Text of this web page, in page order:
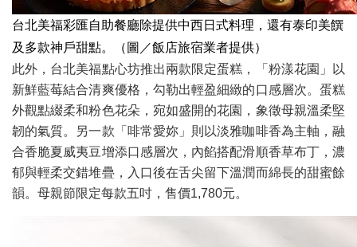
台北美福彩匯自助餐廳除提供中西日式料理，還有泰印美饌
及多款神戶甜點。（圖／飯店旅宿業者提供）
此外，台北美福點心坊推出兩款限定蛋糕，「粉漾花園」以
新鮮藍莓結合清爽優格，勾勒出輕盈細緻的口感層次。蛋糕
外觀點綴柔和粉色花朵，宛如盛開的花園，象徵母親溫柔堅
韌的氣質。另一款「啡常愛妳」則以淡雅咖啡香為主軸，融
合香脆夏威夷豆增添口感層次，內餡搭配滑順香草布丁，濃
郁與輕柔交錯堆疊，入口後在舌尖留下溫潤而綿長的甜蜜餘
韻。母親節限定每款五吋，售價1,780元。